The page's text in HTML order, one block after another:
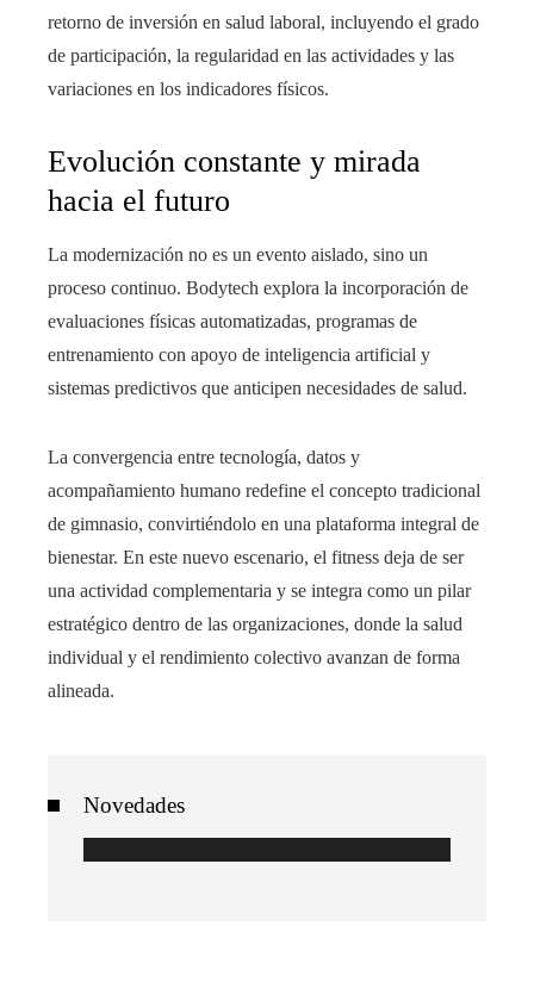
retorno de inversión en salud laboral, incluyendo el grado
de participación, la regularidad en las actividades y las
variaciones en los indicadores físicos.
Evolución constante y mirada
hacia el futuro
La modernización no es un evento aislado, sino un
proceso continuo. Bodytech explora la incorporación de
evaluaciones físicas automatizadas, programas de
entrenamiento con apoyo de inteligencia artificial y
sistemas predictivos que anticipen necesidades de salud.
La convergencia entre tecnología, datos y
acompañamiento humano redefine el concepto tradicional
de gimnasio, convirtiéndolo en una plataforma integral de
bienestar. En este nuevo escenario, el fitness deja de ser
una actividad complementaria y se integra como un pilar
estratégico dentro de las organizaciones, donde la salud
individual y el rendimiento colectivo avanzan de forma
alineada.
Novedades